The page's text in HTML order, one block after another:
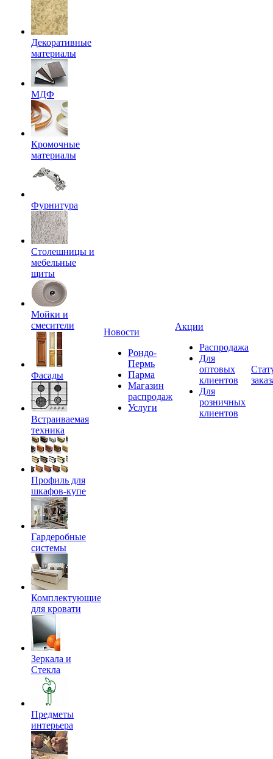
Декоративные
материалы
МДФ
Кромочные
материалы
Фурнитура
Столешницы и
мебельные
щиты
Мойки и
смесители
Фасады
Встраиваемая
техника
Профиль для
шкафов-купе
Гардеробные
системы
Комплектующие
для кровати
Зеркала и
Стекла
Предметы
интерьера
Новости
Рондо-
Пермь
Парма
Магазин
распродаж
Услуги
Акции
Распродажа
Для
оптовых
клиентов
Для
розничных
клиентов